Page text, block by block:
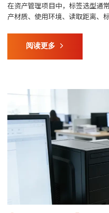
在资产管理项目中，标签选型通
产材质、使用环境、读取距离、
阅读更多